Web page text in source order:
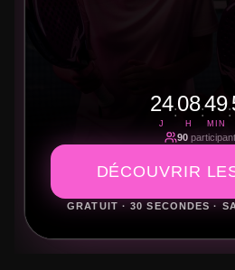
24
J
:08
H
:49
MIN
:
90
DÉCOUVRIR
GRATUIT · 30 SECONDES ·